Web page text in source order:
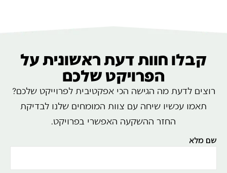
קבלו חוות דעת ראשונית על
הפרויקט שלכם
רוצים לדעת מה הגישה הכי אפקטיבית לפרוייקט שלכם?
תאמו עכשיו שיחה עם צוות המומחים שלנו לבדיקת
החזר ההשקעה האפשרי בפרויקט.
שם מלא